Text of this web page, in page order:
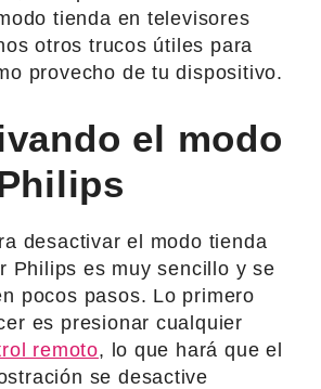
tienda en televisores
otros trucos útiles para
provecho de tu dispositivo.
el modo
desactivar el modo tienda
Philips es muy sencillo y se
pocos pasos. Lo primero
es presionar cualquier
remoto, lo que hará que el
se desactive